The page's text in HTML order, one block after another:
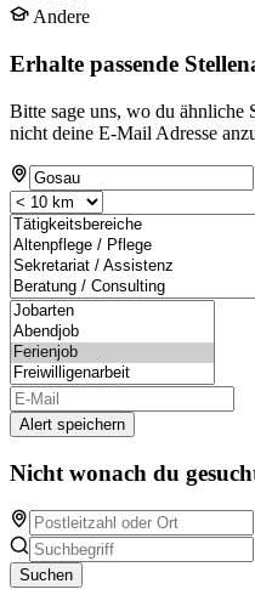
Andere
Erhalte passende
Bitte sage uns, wo du ähnliche
nicht deine E-Mail Adresse
Alert speichern
Nicht wonach du
Suchen